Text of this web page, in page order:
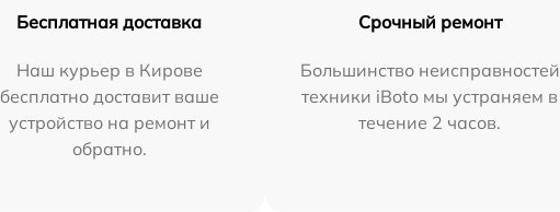
Бесплатная доставка
Наш курьер в Кирове
бесплатно доставит ваше
устройство на ремонт и
обратно.
Срочный ремонт
Большинство неисправностей
техники iBoto мы устраняем в
течение 2 часов.